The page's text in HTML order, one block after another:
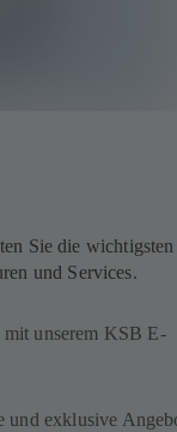
Sie die wichtigsten
und Services.
unserem KSB E-
und exklusive